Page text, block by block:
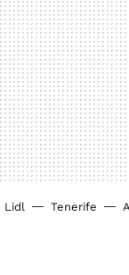
Lidl Tenerife